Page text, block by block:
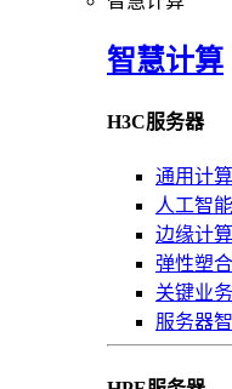
智慧计算
H3C服务器
通用计算
人工智
边缘计算
弹性塑
关键业
服务器